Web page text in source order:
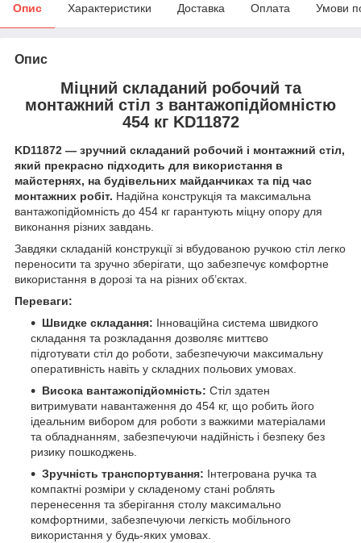
Опис Характеристики Доставка Оплата Умови
Опис
Міцний складаний робочий та
монтажний стіл з вантажопідйомністю
454 кг KD11872
KD11872 — зручний складаний робочий і монтажний стіл,
який прекрасно підходить для використання в
майстернях, на будівельних майданчиках та під час
монтажних робіт. Надійна конструкція та максимальна
вантажопідйомність до 454 кг гарантують міцну опору для
виконання різних завдань.
Завдяки складаній конструкції зі вбудованою ручкою стіл легко
переносити та зручно зберігати, що забезпечує комфортне
використання в дорозі та на різних об’єктах.
Переваги:
Швидке складання: Інноваційна система швидкого
складання та розкладання дозволяє миттєво
підготувати стіл до роботи, забезпечуючи максимальну
оперативність навіть у складних польових умовах.
Висока вантажопідйомність: Стіл здатен
витримувати навантаження до 454 кг, що робить його
ідеальним вибором для роботи з важкими матеріалами
та обладнанням, забезпечуючи надійність і безпеку без
ризику пошкоджень.
Зручність транспортування: Інтегрована ручка та
компактні розміри у складеному стані роблять
перенесення та зберігання столу максимально
комфортними, забезпечуючи легкість мобільного
використання у будь-яких умовах.